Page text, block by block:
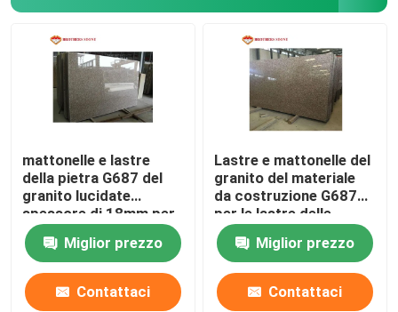
mattonelle e lastre
della pietra G687 del
granito lucidate
spessore di 18mm per
la decorazione
Miglior prezzo
Contattaci
Lastre e mattonelle del
granito del materiale
da costruzione G687
per le lastre delle
piastrelle per
pavimento della parete
Miglior prezzo
Contattaci